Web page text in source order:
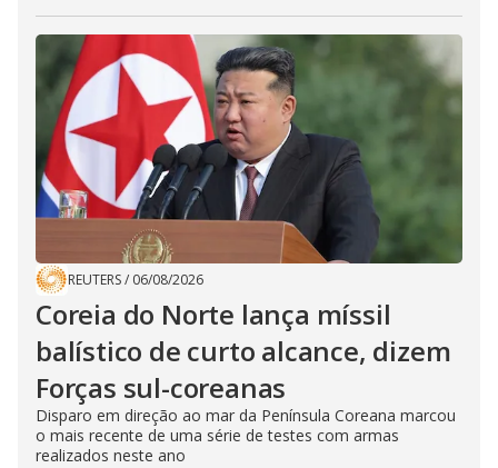
REUTERS/ 06/08/2026
Coreia do Norte lança míssil
balístico de curto alcance, dizem
Forças sul-coreanas
Disparo em direção ao mar da Península Coreana marcou
o mais recente de uma série de testes com armas
realizados neste ano